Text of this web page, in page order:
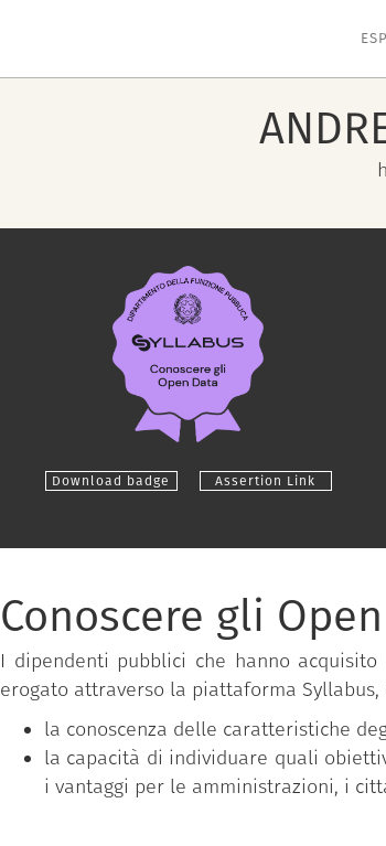
Download badge Assertion Link
Conoscere gli
I dipendenti pubblici che hanno acquisito
erogato attraverso la piattaforma
la conoscenza delle caratteristiche
la capacità di individuare quali
i vantaggi per le amministrazioni, i